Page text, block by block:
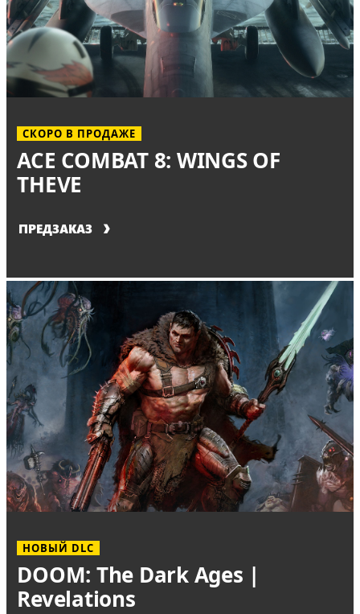
СКОРО В ПРОДАЖЕ
ACE COMBAT 8: WINGS OF
THEVE
ПРЕДЗАКАЗ
НОВЫЙ DLC
DOOM: The Dark Ages |
Revelations